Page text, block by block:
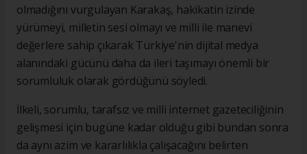
olmadığını vurgulayan Karakaş, hakikatin izinde
yürümeyi, milletin sesi olmayı ve milli ile manevi
değerlere sahip çıkarak Türkiye'nin dijital medya
alanındaki gücünü daha da ileri taşımayı önemli bir
sorumluluk olarak gördüğünü söyledi.
İlkeli, sorumlu, tarafsız ve milli internet gazeteciliğinin
gelişmesi için bugüne kadar olduğu gibi bundan sonra
da aynı azim ve kararlılıkla çalışacağını belirten